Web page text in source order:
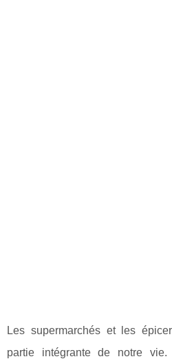
Les supermarchés et les
partie intégrante de notre